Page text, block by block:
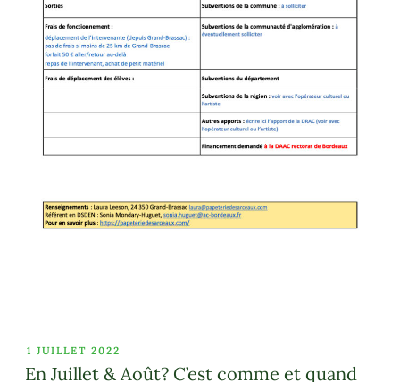
PUBLIÉ
LE
1 JUILLET 2022
En Juillet & Août? C’est comme et quand